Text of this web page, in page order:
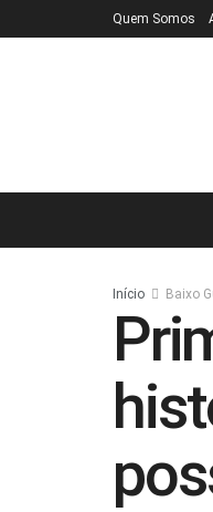
Quem Somos
Início Baixo